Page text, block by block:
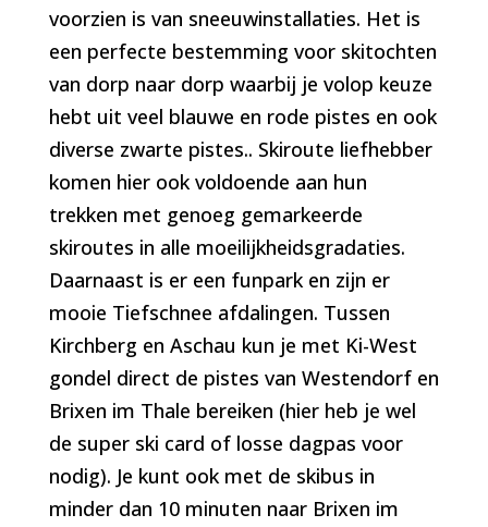
voorzien is van sneeuwinstallaties. Het is
een perfecte bestemming voor skitochten
van dorp naar dorp waarbij je volop keuze
hebt uit veel blauwe en rode pistes en ook
diverse zwarte pistes.. Skiroute liefhebber
komen hier ook voldoende aan hun
trekken met genoeg gemarkeerde
skiroutes in alle moeilijkheidsgradaties.
Daarnaast is er een funpark en zijn er
mooie Tiefschnee afdalingen. Tussen
Kirchberg en Aschau kun je met Ki-West
gondel direct de pistes van Westendorf en
Brixen im Thale bereiken (hier heb je wel
de super ski card of losse dagpas voor
nodig). Je kunt ook met de skibus in
minder dan 10 minuten naar Brixen im